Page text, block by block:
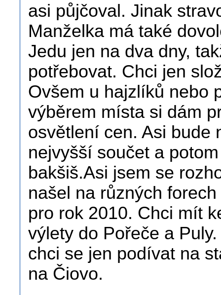
asi půjčoval. Jinak
Manželka má také
Jedu jen na dva dny,
potřebovat. Chci jen
Ovšem u hajzlíků nebo
výběrem místa si dám
osvětlení cen. Asi bude
nejvyšší součet a
bakšiš.Asi jsem se
našel na různých
pro rok 2010. Chci mít
výlety do Pořeče a
chci se jen podívat na
na Čiovo.